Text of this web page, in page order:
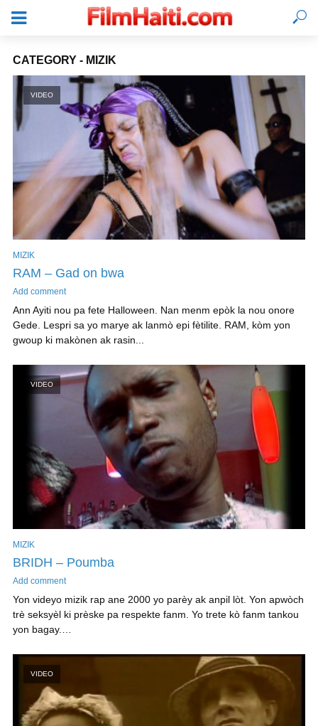
KONEKTE
CATEGORY - MIZIK
VIDEO
MIZIK
RAM – Gad on bwa
Add comment
Ann Ayiti nou pa fete Halloween. Nan menm epòk la nou onore
Gede. Lespri sa yo marye ak lanmò epi fètilite. RAM, kòm yon
gwoup ki makònen ak rasin...
VIDEO
MIZIK
BRIDH – Poumba
Add comment
Yon videyo mizik rap ane 2000 yo parèy ak anpil lòt. Yon apwòch
trè seksyèl ki prèske pa respekte fanm. Yo trete kò fanm tankou
yon bagay.…
VIDEO